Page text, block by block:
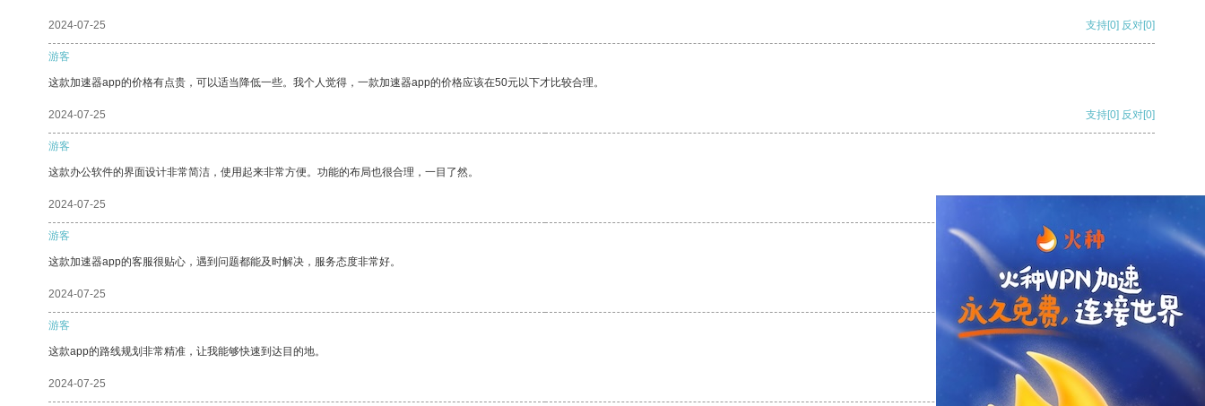
2024-07-25 支持[0] 反对[0]
游客
这款加速器app的价格有点贵，可以适当降低一些。我个人觉得，一款加速器app的价格应该在50元以下才比较合理。
2024-07-25 支持[0] 反对[0]
游客
这款办公软件的界面设计非常简洁，使用起来非常方便。功能的布局也很合理，一目了然。
2024-07-25
游客
这款加速器app的客服很贴心，遇到问题都能及时解决，服务态度非常好。
2024-07-25 支持 [0] 反对 [0]
游客
这款app的路线规划非常精准，让我能够快速到达目的地。
2024-07-25 支持